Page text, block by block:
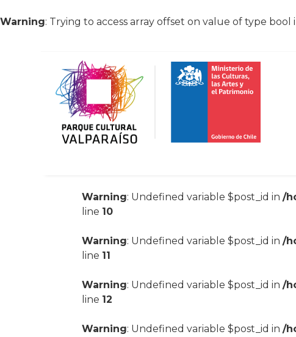
Warning: Trying to access array offset on value of type bool
Warning: Undefined variable $post_id in/
line 10
Warning: Undefined variable $post_id in/
line 11
Warning: Undefined variable $post_id in/
line 12
Warning: Undefined variable $post_id in/